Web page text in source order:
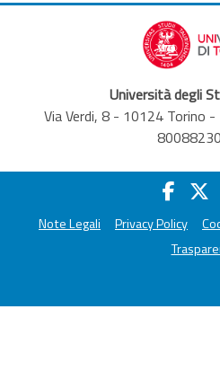
Università degli
Via Verdi, 8 - 10124 Torino
Note Legali Privacy Policy